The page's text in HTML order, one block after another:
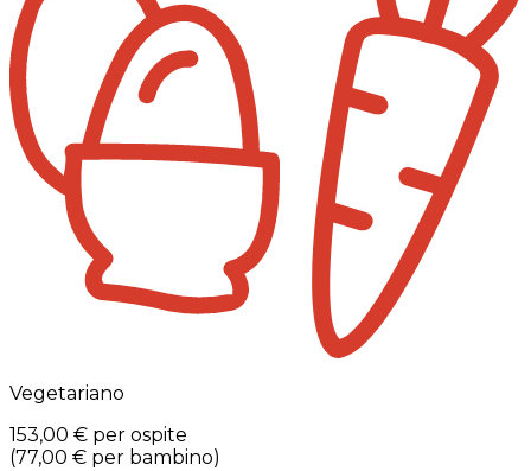
Vegetariano
153,00 € per ospite
(77,00 € per bambino)